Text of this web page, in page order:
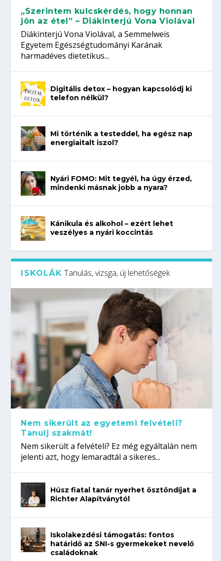
„Szerintem kulcskérdés, hogy honnan
jön az étel” – Diákinterjú Vona Violával
Diákinterjú Vona Violával, a Semmelweis
Egyetem Egészségtudományi Karának
harmadéves dietetikus...
Digitális detox – hogyan kapcsolódj ki
telefon nélkül?
Mi történik a testeddel, ha egész nap
energiaitalt iszol?
Nyári FOMO: Mit tegyél, ha úgy érzed,
mindenki másnak jobb a nyara?
Kánikula és alkohol – ezért lehet
veszélyes a nyári koccintás
ISKOLÁK Tanulás, vizsga, új lehetőségek
Nem sikerült az egyetemi felvételi?
Tanulj szakmát!
Nem sikerült a felvételi? Ez még egyáltalán nem
jelenti azt, hogy lemaradtál a sikeres...
Húsz fiatal tanár nyerhet ösztöndíjat a
Richter Alapítványtól
Iskolakezdési támogatás: fontos
határidő az SNI-s gyermekeket nevelő
családoknak